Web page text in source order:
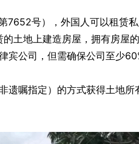
7652号），外国人可以租赁
土地上建造房屋，拥有房屋的
宾公司，但需确保公司至少
遗嘱指定）的方式获得土地所